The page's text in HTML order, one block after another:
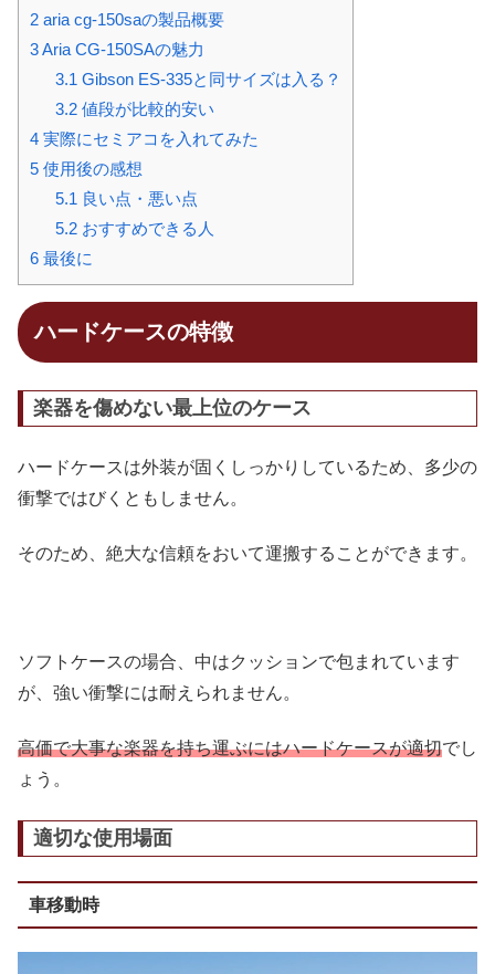
2 aria cg-150saの製品概要
3Aria CG-150SAの魅力
3.1 Gibson ES-335と同サイズは入る？
3.2値段が比較的安い
4 実際にセミアコを入れてみた
5 使用後の感想
5.1 良い点・悪い点
5.2おすすめできる人
6 最後に
ハードケースの特徴
楽器を傷めない最上位のケース
ハードケースは外装が固くしっかりしているため、多少の
衝撃ではびくともしません。
そのため、絶大な信頼をおいて運搬することができます。
ソフトケースの場合、中はクッションで包まれています
が、強い衝撃には耐えられません。
高価で大事な楽器を持ち運ぶにはハードケースが適切でし
ょう。
適切な使用場面
車移動時